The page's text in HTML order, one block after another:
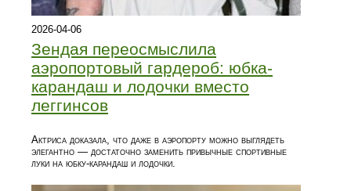
2026-04-06
Зендая переосмыслила
аэропортовый гардероб: юбка-
карандаш и лодочки вместо
леггинсов
Актриса доказала, что даже в аэропорту можно выглядеть
элегантно — достаточно заменить привычные спортивные
луки на юбку-карандаш и лодочки.